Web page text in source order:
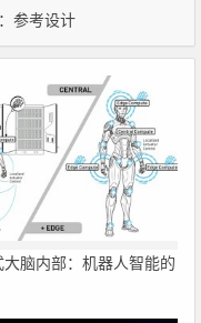
参考设计
大脑内部：机器人智能的